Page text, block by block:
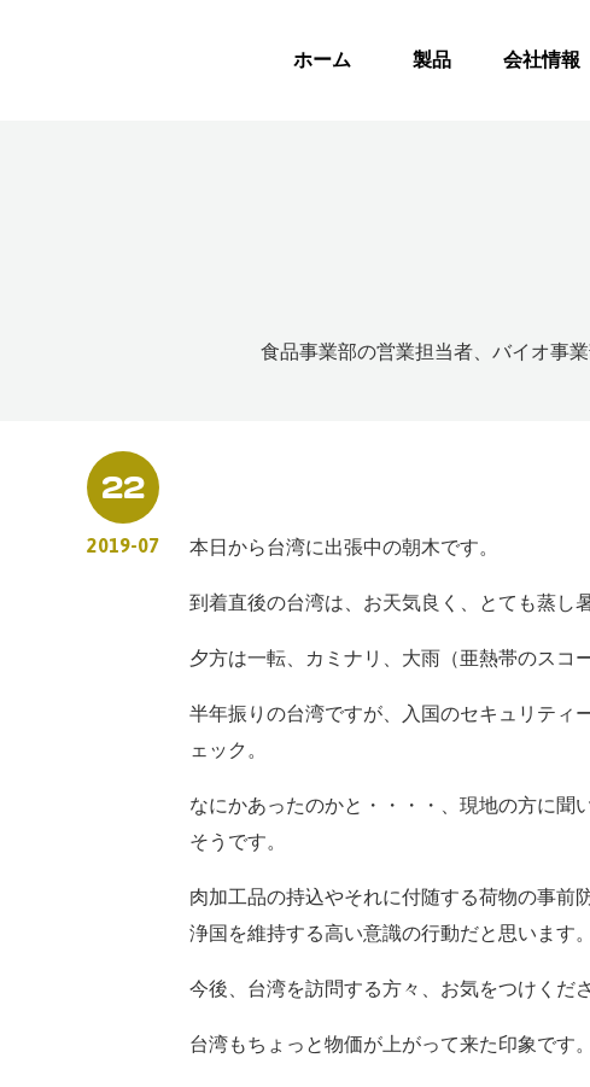
ホーム 製品 会社情報
食品事業部の営業担当者、バイオ事
22
2019-07 本日から台湾に出張中の朝木です。
到着直後の台湾は、お天気良く、とても蒸し
夕方は一転、カミナリ、大雨（亜熱帯のスコ
半年振りの台湾ですが、入国のセキュリティ
ェック。
なにかあったのかと・・・・、現地の方に聞
そうです。
肉加工品の持込やそれに付随する荷物の事前
浄国を維持する高い意識の行動だと思います。
今後、台湾を訪問する方々、お気をつけくださ
台湾もちょっと物価が上がって来た印象です。